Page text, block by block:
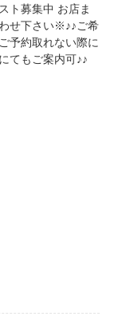
ト募集中 お店ま
せ下さい※♪♪ご希
予約取れない際に
てもご案内可♪♪